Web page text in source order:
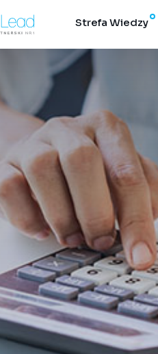
Strefa Wiedzy